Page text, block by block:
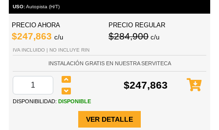
USO:Autopista (H/T)
PRECIO AHORA
$247,863 c/u
PRECIO REGULAR
$284,900 c/u
IVA INCLUIDO | NO INCLUYE RIN
INSTALACIÓN GRATIS EN NUESTRA SERVITECA
$247,863
DISPONIBILIDAD: DISPONIBLE
VER DETALLE